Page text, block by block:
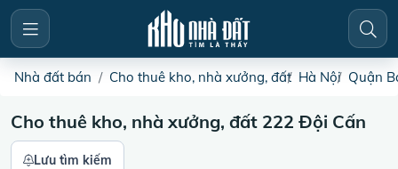
Nhà đất bán Cho thuê kho, nhà xưởng, đất Hà Nội Quận
Cho thuê kho, nhà xưởng, đất 222 Đội Cấn
Lưu tìm kiếm